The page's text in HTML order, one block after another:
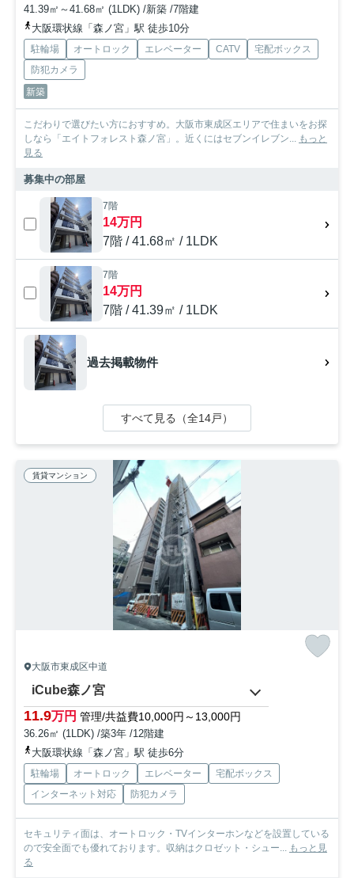
41.39㎡～41.68㎡ (1LDK) /新築 /7階建
大阪環状線「森ノ宮」駅 徒歩10分
駐輪場 オートロック エレベーター CATV
宅配ボックス
防犯カメラ
新築
こだわりで選びたい方におすすめ。大阪市東成区エリアで住まいをお探
しなら「エイトフォレスト森ノ宮」。近くにはセブンイレブン... もっと
見る
募集中の部屋
7階
14万円
7階 / 41.68㎡ / 1LDK
7階
14万円
7階 / 41.39㎡ / 1LDK
過去掲載物件
すべて見る（全14戸）
賃貸マンション
大阪市東成区中道
iCube森ノ宮
11.9万円 管理/共益費10,000円～13,000円
36.26㎡ (1LDK) /築3年 /12階建
大阪環状線「森ノ宮」駅 徒歩6分
駐輪場 オートロック エレベーター
宅配ボックス
インターネット対応
防犯カメラ
セキュリティ面は、オートロック・TVインターホンなどを設置している
ので安全面でも優れております。収納はクロゼット・シュー... もっと見
る